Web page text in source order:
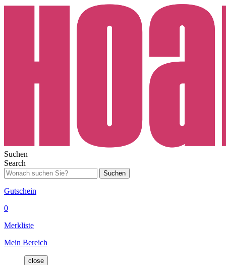
Suchen
Search
Suchen
Gutschein
0
Merkliste
Mein Bereich
close